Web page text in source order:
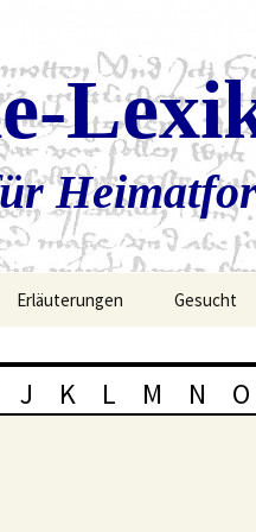
Erläuterungen Gesucht
J K L M N O